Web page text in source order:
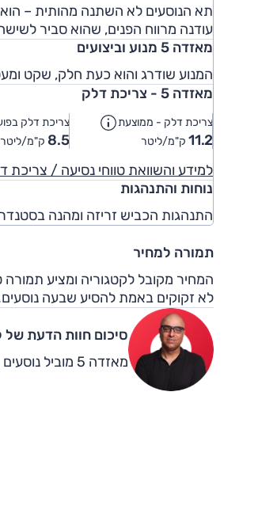
תא הנוסעים לא השתנה מהותית –
עודנה מרווח הפנים, שהוא סביר
מאזדה 5 מנוע וביצועים
המנוע שודרג והוא כעת חלק, שקט
מאזדה 5 - צריכת דלק
צריכת דלק - ממוצעת
11.2 ק"מ/ליטר
צריכת דלק
8.5 ק"מ/ליטר
למידע והשוואת טווחי נסיעה / צריכת
נוחות והתנהגות
התנהגות הכביש זריזה ומהנה
תמורה למחיר
המחיר מקובל לקטגוריה ומציע
לא זקוקים באמת להסיע שבעה
סיכום חוות הדעת של
מאזדה 5 מוביל נוסעים זריז, אך לא פרקטי.